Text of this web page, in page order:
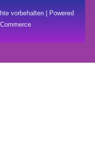
vorbehalten | Powered